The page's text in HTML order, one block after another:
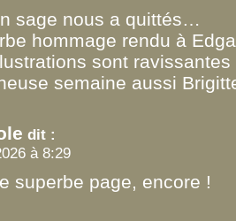
sage nous a quittés…
hommage rendu à
sont ravissantes
semaine aussi
dit :
à 8:29
superbe page, encore !